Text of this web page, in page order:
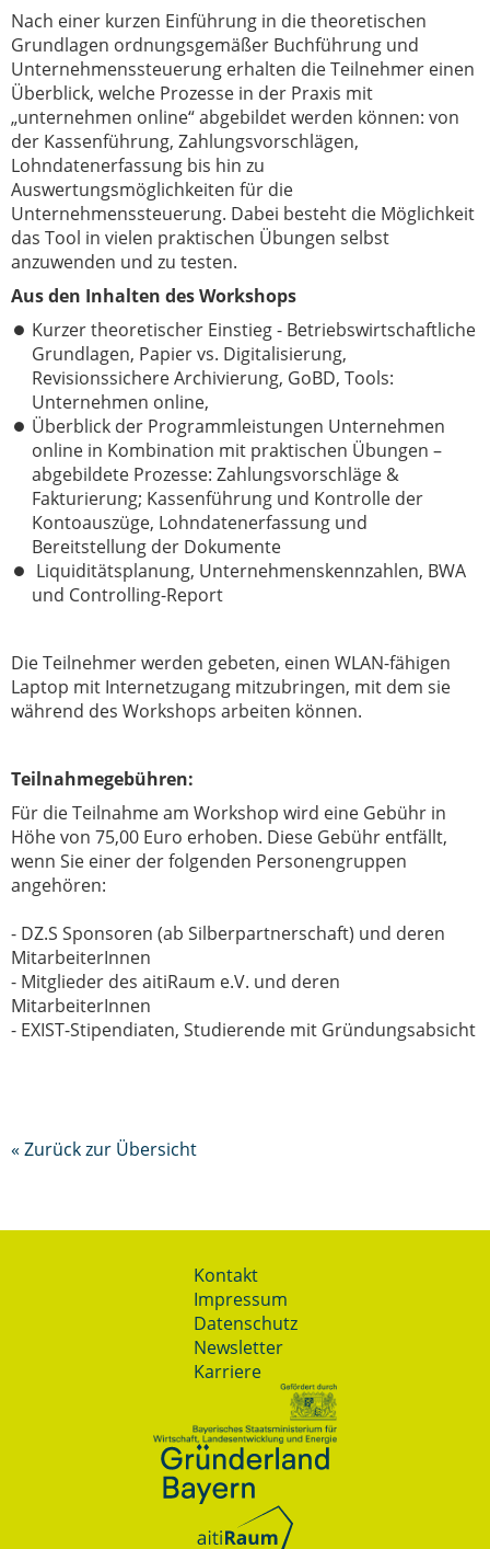
Nach einer kurzen Einführung in die theoretischen
Grundlagen ordnungsgemäßer Buchführung und
Unternehmenssteuerung erhalten die Teilnehmer einen
Überblick, welche Prozesse in der Praxis mit
„unternehmen online“ abgebildet werden können: von
der Kassenführung, Zahlungsvorschlägen,
Lohndatenerfassung bis hin zu
Auswertungsmöglichkeiten für die
Unternehmenssteuerung. Dabei besteht die Möglichkeit
das Tool in vielen praktischen Übungen selbst
anzuwenden und zu testen.
Aus den Inhalten des Workshops
Kurzer theoretischer Einstieg - Betriebswirtschaftliche
Grundlagen, Papier vs. Digitalisierung,
Revisionssichere Archivierung, GoBD, Tools:
Unternehmen online,
Überblick der Programmleistungen Unternehmen
online in Kombination mit praktischen Übungen –
abgebildete Prozesse: Zahlungsvorschläge &
Fakturierung; Kassenführung und Kontrolle der
Kontoauszüge, Lohndatenerfassung und
Bereitstellung der Dokumente
Liquiditätsplanung, Unternehmenskennzahlen, BWA
und Controlling-Report
Die Teilnehmer werden gebeten, einen WLAN-fähigen
Laptop mit Internetzugang mitzubringen, mit dem sie
während des Workshops arbeiten können.
Teilnahmegebühren:
Für die Teilnahme am Workshop wird eine Gebühr in
Höhe von 75,00 Euro erhoben. Diese Gebühr entfällt,
wenn Sie einer der folgenden Personengruppen
angehören:
- DZ.S Sponsoren (ab Silberpartnerschaft) und deren
MitarbeiterInnen
- Mitglieder des aitiRaum e.V. und deren
MitarbeiterInnen
- EXIST-Stipendiaten, Studierende mit Gründungsabsicht
« Zurück zur Übersicht
Kontakt
Impressum
Datenschutz
Newsletter
Karriere